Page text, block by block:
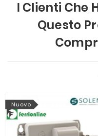
I Clienti Che
Questo
Nuovo